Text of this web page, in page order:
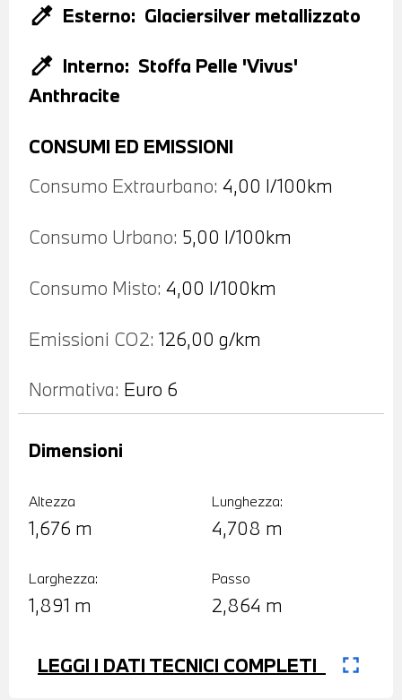
colorize Esterno: Glaciersilver metallizzato
colorize Interno: Stoffa Pelle 'Vivus'
Anthracite
CONSUMI ED EMISSIONI
Consumo Extraurbano: 4,00 l/100km
Consumo Urbano: 5,00 l/100km
Consumo Misto: 4,00 l/100km
Emissioni CO2: 126,00 g/km
Normativa: Euro 6
Altezza
1,676 m
Lunghezza:
4,708 m
Dimensioni
Larghezza:
1,891 m
Passo
2,864 m
LEGGI I DATI TECNICI COMPLETI fullscreen